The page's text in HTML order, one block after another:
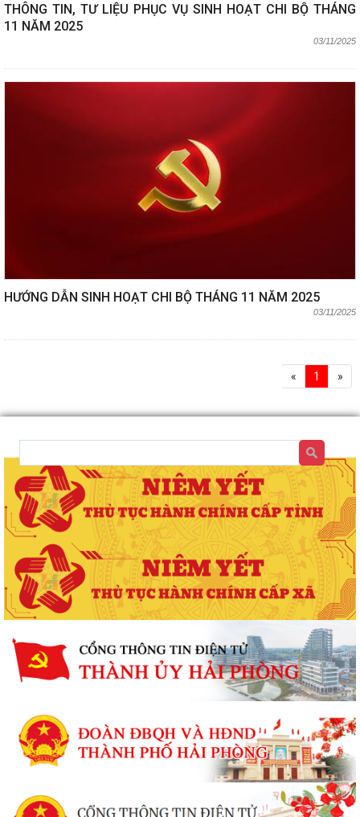
THÔNG TIN, TƯ LIỆU PHỤC VỤ SINH HOẠT CHI BỘ THÁNG
11 NĂM 2025
03/11/2025
HƯỚNG DẪN SINH HOẠT CHI BỘ THÁNG 11 NĂM 2025
03/11/2025
« 1 »